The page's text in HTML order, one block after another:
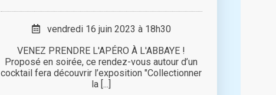
vendredi 16 juin 2023 à 18h30
VENEZ PRENDRE L'APÉRO À L'ABBAYE !
Proposé en soirée, ce rendez-vous autour d’un
cocktail fera découvrir l’exposition "Collectionner
la [...]